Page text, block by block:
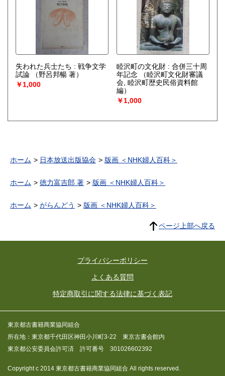
失われた兵士たち : 戦争文学
試論
（野呂邦暢 著）
￥1,000
睦沢町の文化財 : 合併三十周
年記念
（睦沢町文化財審議
会, 睦沢町歴史民俗資料館
編）
￥1,000
ホーム 日本放送出版協会 版画 ＜NHK婦人百科＞
ホーム 徳力富吉郎 著 版画 ＜NHK婦人百科＞
ホーム がらんどう 版画 ＜NHK婦人百科＞
ページ上部へ戻る
プライバシーポリシー
よくある質問
特定商取引に関する法律に基づく表記
東京都古書籍商業協同組合
所在地：東京都千代田区神田小川町3-22 東京古書会館内
東京都公安委員会許可済 許可番号 301026602392
Copyright c 2014 東京都古書籍商業協同組合 All rights reserved.